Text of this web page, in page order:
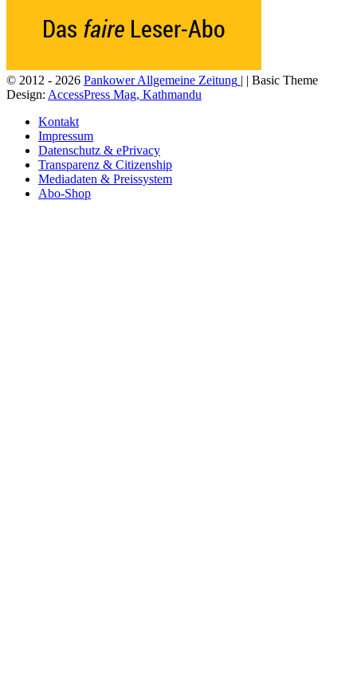
© 2012 - 2026 Pankower Allgemeine Zeitung | | Basic Theme
Design: AccessPress Mag, Kathmandu
Kontakt
Impressum
Datenschutz & ePrivacy
Transparenz & Citizenship
Mediadaten & Preissystem
Abo-Shop